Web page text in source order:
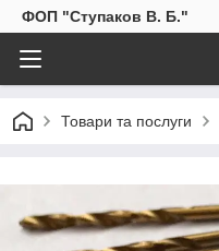
ФОП "Ступаков В. Б."
Товари та послуги